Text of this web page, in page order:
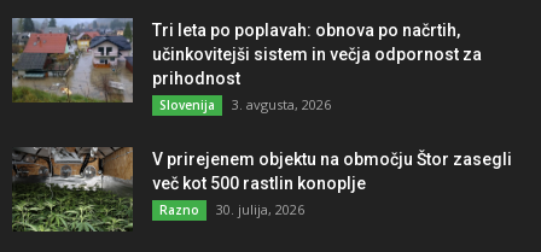
Tri leta po poplavah: obnova po načrtih,
učinkovitejši sistem in večja odpornost za
prihodnost
Slovenija 3. avgusta, 2026
V prirejenem objektu na območju Štor zasegli
več kot 500 rastlin konoplje
Razno 30. julija, 2026